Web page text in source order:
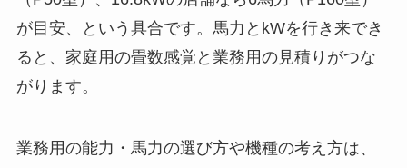
が目安、という具合です。馬力とkWを行き来でき
ると、家庭用の畳数感覚と業務用の見積りがつな
がります。
業務用の能力・馬力の選び方や機種の考え方は、